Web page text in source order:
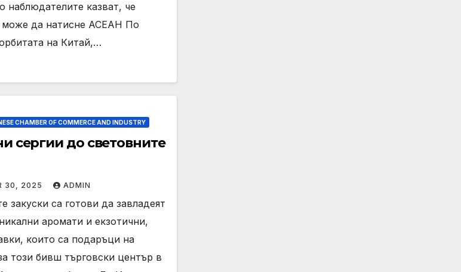
наблюдателите казват, че
може да натисне АСЕАН По
на Китай,…
CHAMBER OF COMMERCE AND INDUSTRY
сергии до световните
30, 2025 ADMIN
закуски са готови да завладеят
аромати и екзотични,
които са подаръци на
този бивш търговски център в